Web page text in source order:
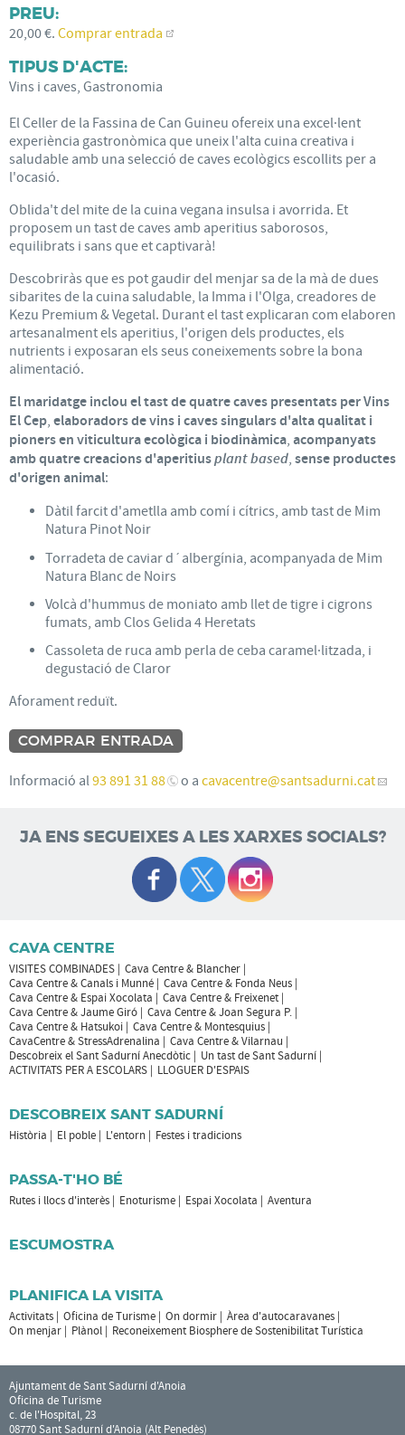
PREU:
20,00 €. Comprar entrada
TIPUS D'ACTE:
Vins i caves, Gastronomia
El Celler de la Fassina de Can Guineu ofereix una excel·lent
experiència gastronòmica que uneix l'alta cuina creativa i
saludable amb una selecció de caves ecològics escollits per a
l'ocasió.
Oblida't del mite de la cuina vegana insulsa i avorrida. Et
proposem un tast de caves amb aperitius saborosos,
equilibrats i sans que et captivarà!
Descobriràs que es pot gaudir del menjar sa de la mà de dues
sibarites de la cuina saludable, la Imma i l'Olga, creadores de
Kezu Premium & Vegetal. Durant el tast explicaran com elaboren
artesanalment els aperitius, l'origen dels productes, els
nutrients i exposaran els seus coneixements sobre la bona
alimentació.
El maridatge inclou el tast de quatre caves presentats per Vins
El Cep, elaboradors de vins i caves singulars d'alta qualitat i
pioners en viticultura ecològica i biodinàmica, acompanyats
amb quatre creacions d'aperitiusplant based, sense productes
d'origen animal:
Dàtil farcit d'ametlla amb comí i cítrics, amb tast de Mim
Natura Pinot Noir
Torradeta de caviar d´albergínia, acompanyada de Mim
Natura Blanc de Noirs
Volcà d'hummus de moniato amb llet de tigre i cigrons
fumats, amb Clos Gelida 4 Heretats
Cassoleta de ruca amb perla de ceba caramel·litzada, i
degustació de Claror
Aforament reduït.
COMPRAR ENTRADA
Informació al93 891 31 88 o a cavacentre@santsadurni.cat
JA ENS SEGUEIXES A LES XARXES SOCIALS?
CAVA CENTRE
VISITES COMBINADES
Cava Centre & Blancher
Cava Centre & Canals i Munné
Cava Centre & Fonda Neus
Cava Centre & Espai Xocolata
Cava Centre & Freixenet
Cava Centre & Jaume Giró
Cava Centre & Joan Segura P.
Cava Centre & Hatsukoi
Cava Centre & Montesquius
CavaCentre & StressAdrenalina
Cava Centre & Vilarnau
Descobreix el Sant Sadurní Anecdòtic
Un tast de Sant Sadurní
ACTIVITATS PER A ESCOLARS
LLOGUER D'ESPAIS
DESCOBREIX SANT SADURNÍ
Història El poble L'entorn Festes i tradicions
PASSA-T'HO BÉ
Rutes i llocs d'interès Enoturisme Espai Xocolata Aventura
ESCUMOSTRA
PLANIFICA LA VISITA
Activitats Oficina de Turisme On dormir
Àrea d'autocaravanes
On menjar
Plànol Reconeixement Biosphere de Sostenibilitat Turística
Ajuntament de Sant Sadurní d'Anoia
Oficina de Turisme
c. de l'Hospital, 23
08770 Sant Sadurní d'Anoia (Alt Penedès)